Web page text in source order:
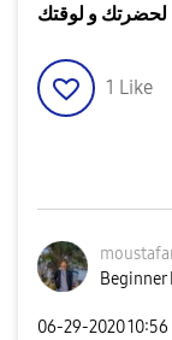
و لوقتك
1 Like
Beginner
‎06-29-202010:56